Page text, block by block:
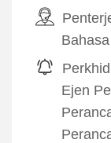
Ejen